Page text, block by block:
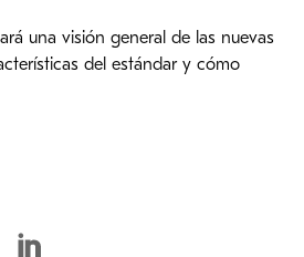
una visión general de las nuevas
del estándar y cómo